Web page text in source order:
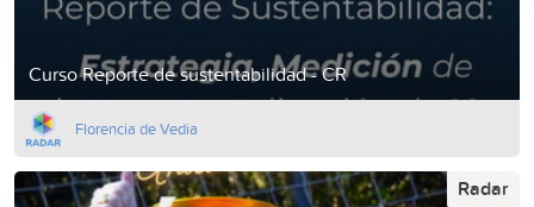
Curso Reporte de sustentabilidad - CR
Florencia de Vedia
Radar